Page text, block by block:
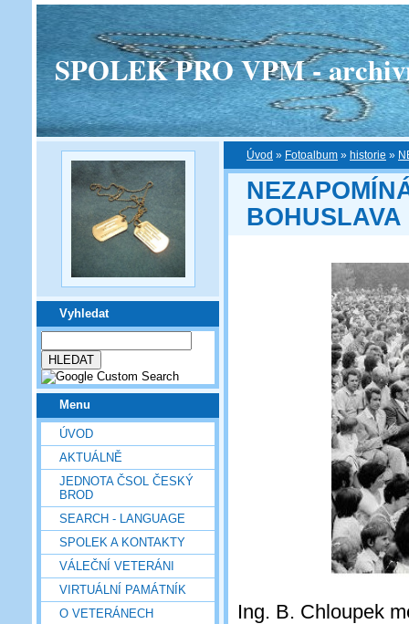
SPOLEK PRO VPM -
Vyhledat
Menu
ÚVOD
AKTUÁLNĚ
JEDNOTA ČSOL ČESKÝ
BROD
SEARCH - LANGUAGE
SPOLEK A KONTAKTY
VÁLEČNÍ VETERÁNI
VIRTUÁLNÍ PAMÁTNÍK
O VETERÁNECH
Úvod » Fotoalbum » historie »
Ing. B. Chloupek